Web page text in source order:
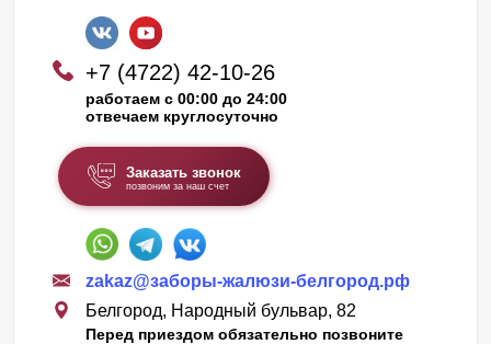
+7 (4722) 42-10-26
работаем с 00:00 до 24:00
отвечаем круглосуточно
Заказать звонок
позвоним за наш счет
zakaz@заборы-жалюзи-белгород.рф
Белгород, Народный бульвар, 82
Перед приездом обязательно позвоните